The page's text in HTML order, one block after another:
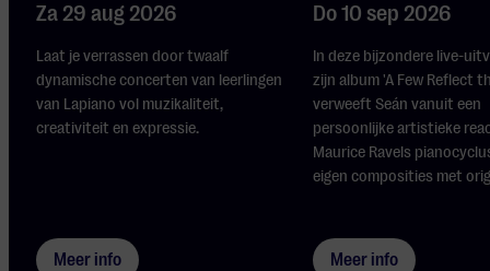
Za 29 aug 2026
Laat je verrassen door twaalf
dynamische concerten van leerlingen
van Lapiano vol muzikaliteit,
creativiteit en expressie.
Meer info
Do 10 sep 2026
In deze bijzondere live-
zijn album 'A Few Reflect
verweeft Seán vanuit een
persoonlijke artistieke
Maurice Ravels
eigen composities met
Meer info